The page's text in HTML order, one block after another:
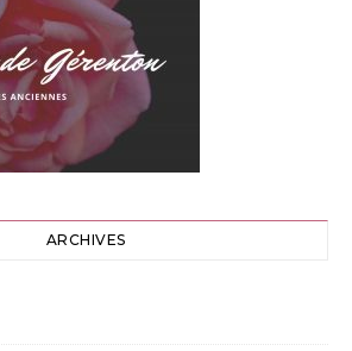
ARCHIVES